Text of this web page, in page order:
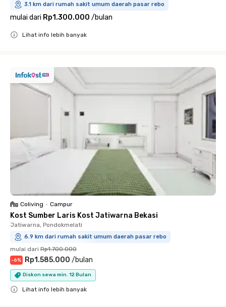
3.1 km dari rumah sakit umum daerah pasar rebo
mulai dari Rp1.300.000 /bulan
Lihat info lebih banyak
Coliving • Campur
Kost Sumber Laris Kost Jatiwarna Bekasi
Jatiwarna, Pondokmelati
6.9 km dari rumah sakit umum daerah pasar rebo
mulai dari Rp1.700.000
-6% Rp1.585.000 /bulan
Diskon sewa min. 12 Bulan
Lihat info lebih banyak